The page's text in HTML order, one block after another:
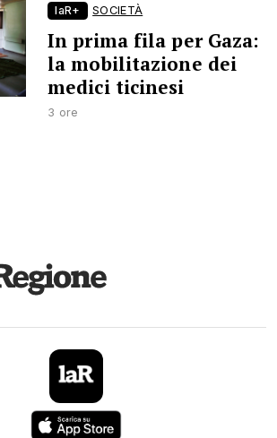
laR+ SOCIETÀ
In prima fila per Gaza:
la mobilitazione dei
medici ticinesi
3 ore